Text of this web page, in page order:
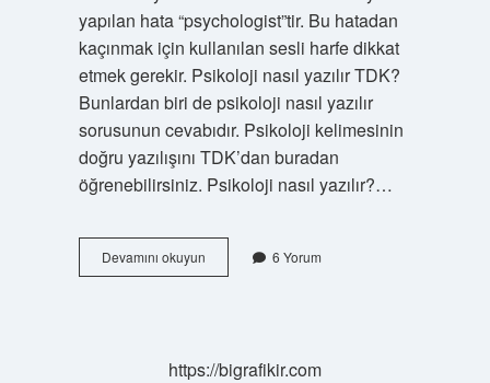
yapılan hata “psychologist”tir. Bu hatadan
kaçınmak için kullanılan sesli harfe dikkat
etmek gerekir. Psikoloji nasıl yazılır TDK?
Bunlardan biri de psikoloji nasıl yazılır
sorusunun cevabıdır. Psikoloji kelimesinin
doğru yazılışını TDK’dan buradan
öğrenebilirsiniz. Psikoloji nasıl yazılır?…
Devamını okuyunPsikologtur
Nasıl
6 Yorum
https://bigrafikir.com